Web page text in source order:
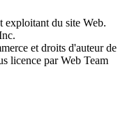
exploitant du site Web.
et droits d'auteur de
licence par Web Team